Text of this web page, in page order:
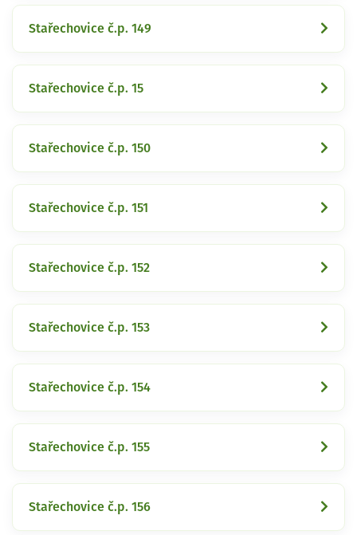
Stařechovice č.p. 149
Stařechovice č.p. 15
Stařechovice č.p. 150
Stařechovice č.p. 151
Stařechovice č.p. 152
Stařechovice č.p. 153
Stařechovice č.p. 154
Stařechovice č.p. 155
Stařechovice č.p. 156